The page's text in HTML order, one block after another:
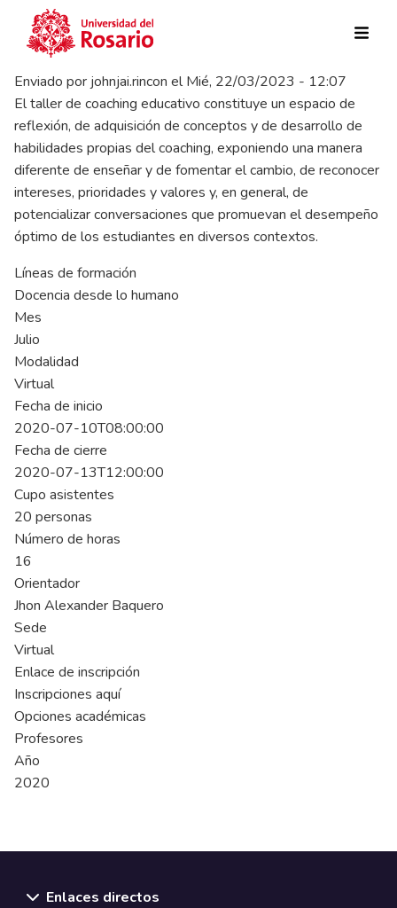
Pasar al contenido principal
Enviado por johnjai.rincon elMié, 22/03/2023 - 12:07
El taller de coaching educativo constituye un espacio de
reflexión, de adquisición de conceptos y de desarrollo de
habilidades propias del coaching, exponiendo una manera
diferente de enseñar y de fomentar el cambio, de reconocer
intereses, prioridades y valores y, en general, de
potencializar conversaciones que promuevan el desempeño
óptimo de los estudiantes en diversos contextos.
Líneas de formación
Docencia desde lo humano
Mes
Julio
Modalidad
Virtual
Fecha de inicio
2020-07-10T08:00:00
Fecha de cierre
2020-07-13T12:00:00
Cupo asistentes
20 personas
Número de horas
16
Orientador
Jhon Alexander Baquero
Sede
Virtual
Enlace de inscripción
Inscripciones aquí
Opciones académicas
Profesores
Año
2020
Enlaces directos